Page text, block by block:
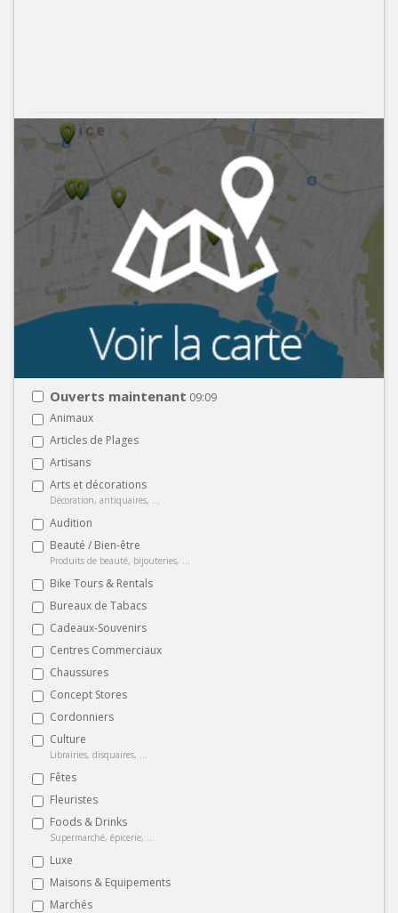
Ouverts maintenant 09:09
Animaux
Articles de Plages
Artisans
Arts et décorations
Décoration, antiquaires, ...
Audition
Beauté / Bien-être
Produits de beauté, bijouteries, ...
Bike Tours & Rentals
Bureaux de Tabacs
Cadeaux-Souvenirs
Centres Commerciaux
Chaussures
Concept Stores
Cordonniers
Culture
Librairies, disquaires, ...
Fêtes
Fleuristes
Foods & Drinks
Supermarché, épicerie, ...
Luxe
Maisons & Equipements
Marchés